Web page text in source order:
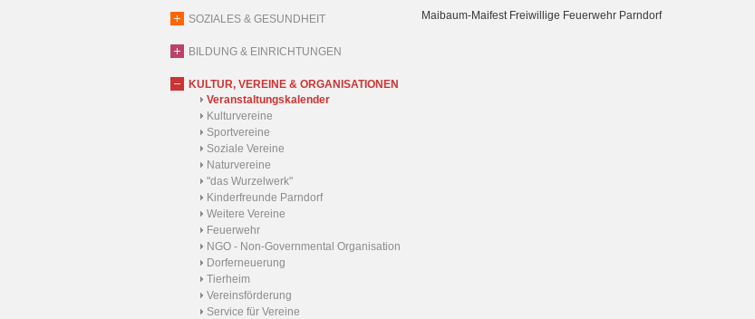
SOZIALES & GESUNDHEIT
BILDUNG & EINRICHTUNGEN
KULTUR, VEREINE & ORGANISATIONEN
Veranstaltungskalender
Kulturvereine
Sportvereine
Soziale Vereine
Naturvereine
"das Wurzelwerk"
Kinderfreunde Parndorf
Weitere Vereine
Feuerwehr
NGO - Non-Governmental Organisation
Dorferneuerung
Tierheim
Vereinsförderung
Service für Vereine
Maibaum-Maifest Freiwillige Feuerwehr Parndorf